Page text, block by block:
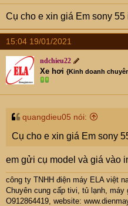
Cụ cho e xin giá Em sony
15:04 19/01/2021
ndchieu22
Xe hơi {Kinh doanh
quangdieu05 nói:
Cụ cho e xin giá Em sony
em gửi cụ model và giá vào
công ty TNHH điện máy ELA việt
Chuyên cung cấp tivi, tủ lạnh, máy
O912864419, website: